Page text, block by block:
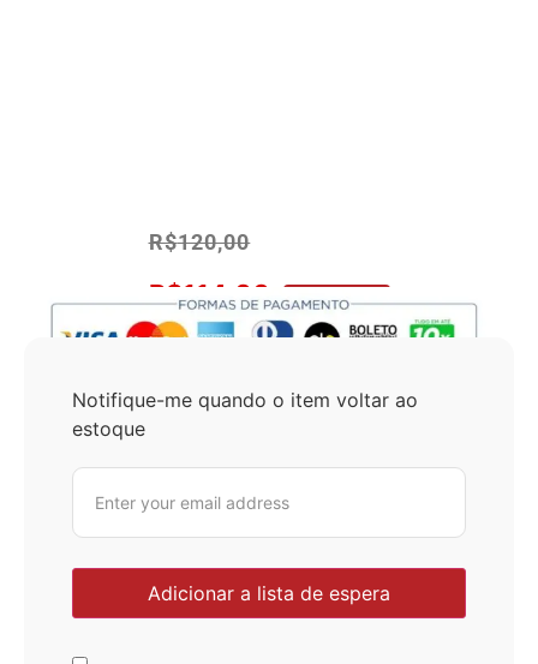
R$120,00
R$114,00 No Pix 5% OFF
Notifique-me quando o item voltar ao
estoque